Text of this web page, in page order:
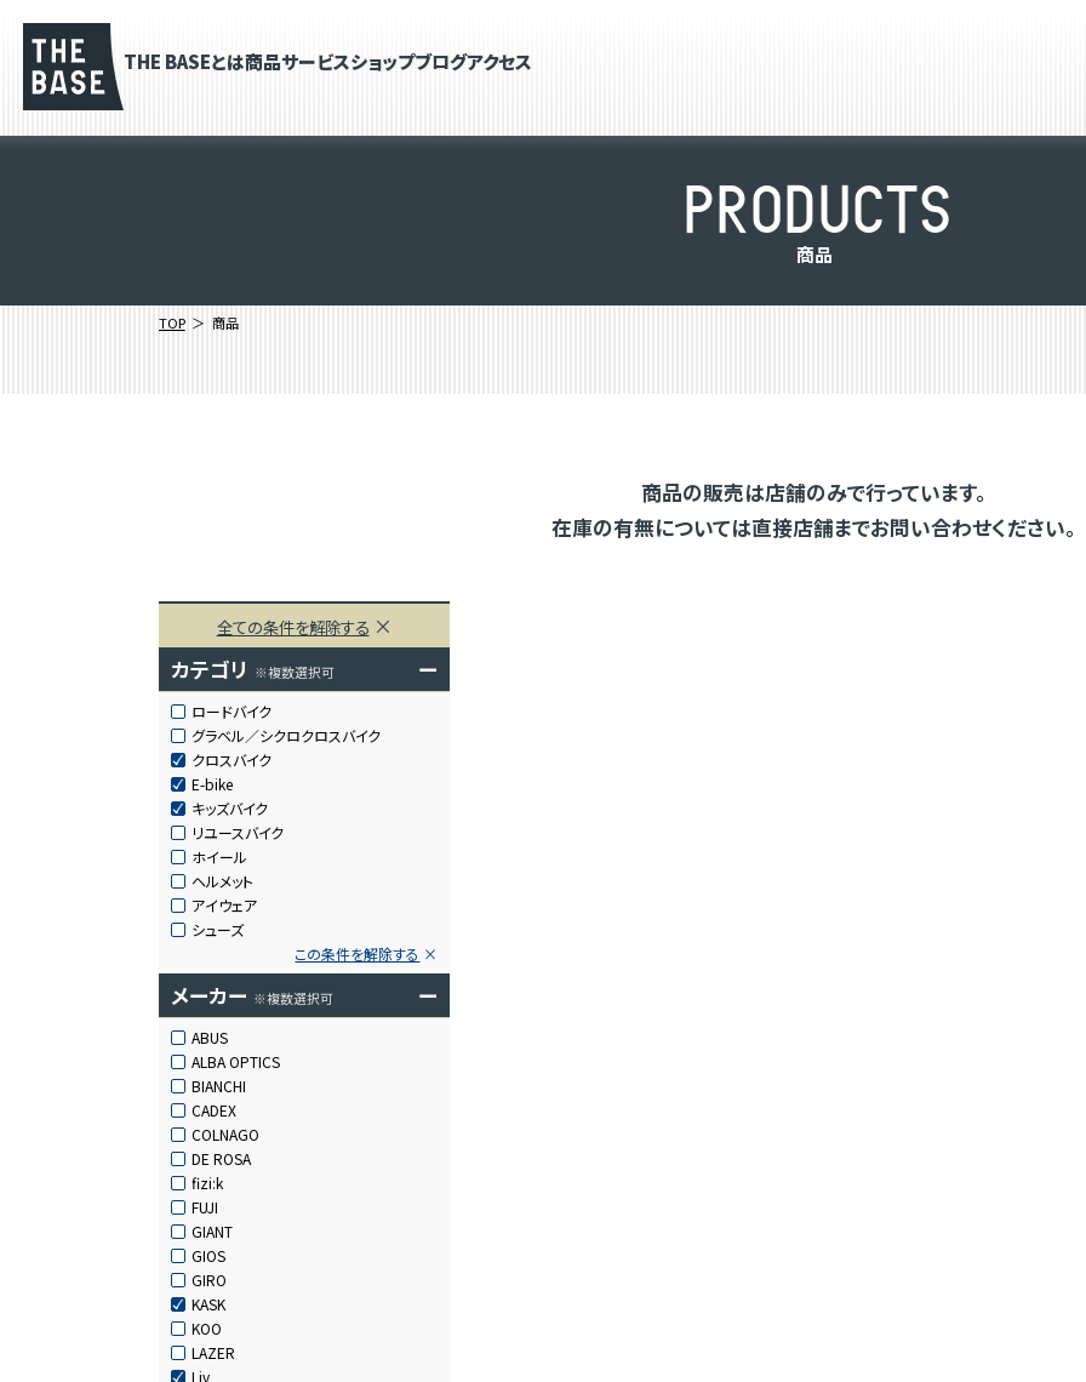
THE BASEとは商品サービスショップブログアクセス
PRODUCTS
商品
TOP 商品
商品の販売は店舗のみで行っています。
在庫の有無については直接店舗までお問い合わせください。
全ての条件を解除する
カテゴリ ※複数選択可 ー
ロードバイク
グラベル／シクロクロスバイク
クロスバイク
E-bike
キッズバイク
リユースバイク
ホイール
ヘルメット
アイウェア
シューズ
この条件を解除する
メーカー ※複数選択可 ー
ABUS
ALBA OPTICS
BIANCHI
CADEX
COLNAGO
DE ROSA
fizi:k
FUJI
GIANT
GIOS
GIRO
KASK
KOO
LAZER
Liv